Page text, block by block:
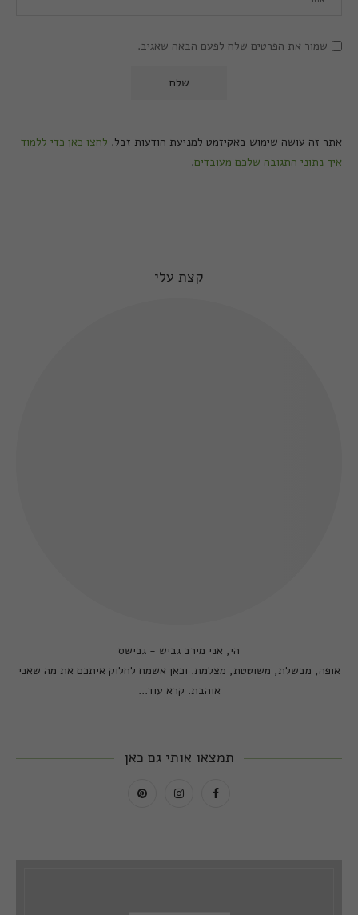
שמור את הפרטים שלח לפעם הבאה שאגיב.
אתר זה עושה שימוש באקיזמט למניעת הודעות זבל. לחצו כאן כדי ללמוד
איך נתוני התגובה שלכם מעובדים.
קצת עלי
הי, אני מירב גביש - גבישס
אופה, מבשלת, משוטטת, מצלמת. וכאן אשמח לחלוק איתכם את מה שאני
אוהבת. קרא עוד...
תמצאו אותי גם כאן